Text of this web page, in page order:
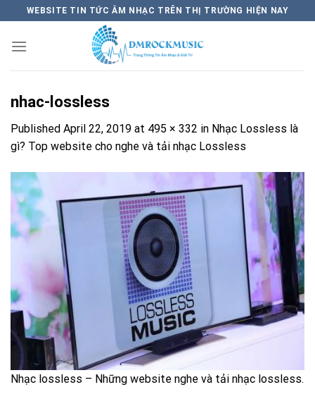
content
WEBSITE TIN TỨC ÂM NHẠC TRÊN THỊ TRƯỜNG HIỆN NAY
nhac-lossless
Published April 22, 2019 at 495 × 332 in Nhạc Lossless là
gì? Top website cho nghe và tải nhạc Lossless
Nhạc lossless – Những website nghe và tải nhạc lossless.